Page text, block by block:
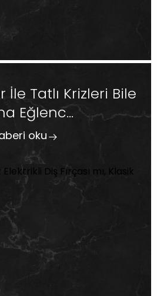
İle Tatlı Krizleri Bile
Eğlenc...
oku